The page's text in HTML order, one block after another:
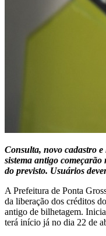
Consulta, novo cadastro
sistema antigo
do previsto. Usuários
A Prefeitura de Ponta
da liberação dos créditos
antigo de bilhetagem.
terá início já no dia 22 de